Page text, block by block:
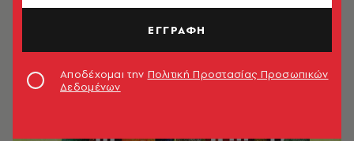
ΕΓΓΡΑΦΗ
Αποδέχομαι την Πολιτική Προστασίας Προσωπικών
Δεδομένων